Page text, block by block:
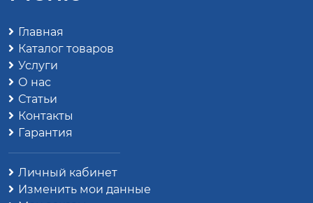
Главная
Каталог товаров
Услуги
О нас
Статьи
Контакты
Гарантия
Личный кабинет
Изменить мои данные